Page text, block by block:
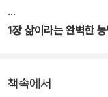
가 데뷔 이래로 지금까
고 새로운 도전 앞에서
1장 삶이라는 완벽한
책속에서